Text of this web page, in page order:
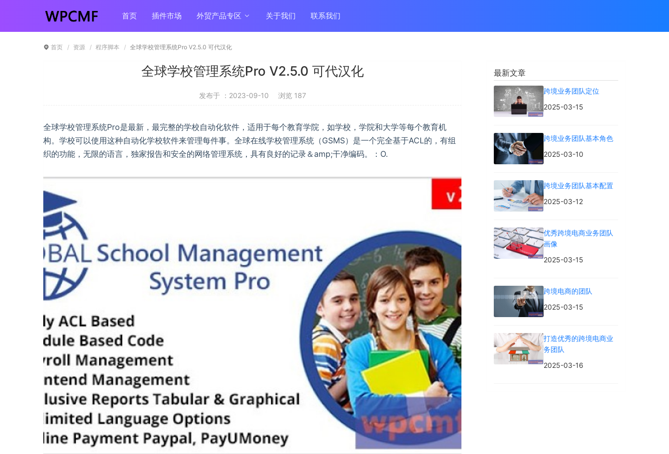
首页 插件市场 外贸产品专区 关于我们 联系我们
首页 资源 程序脚本 全球学校管理系统Pro V2.5.0 可代汉化
全球学校管理系统Pro V2.5.0 可代汉化
发布于 ：2023-09-10 浏览 187
全球学校管理系统Pro是最新，最完整的学校自动化软件，适用于每个教育学院，如学校，学院和大学等每个教育机
构。学校可以使用这种自动化学校软件来管理每件事。全球在线学校管理系统（GSMS）是一个完全基于ACL的，有组
织的功能，无限的语言，独家报告和安全的网络管理系统，具有良好的记录＆amp;干净编码。：O.
最新文章
跨境业务团队定位
2025-03-15
跨境业务团队基本角色
2025-03-10
跨境业务团队基本配置
2025-03-12
优秀跨境电商业务团队
画像
2025-03-15
跨境电商的团队
2025-03-15
打造优秀的跨境电商业
务团队
2025-03-16